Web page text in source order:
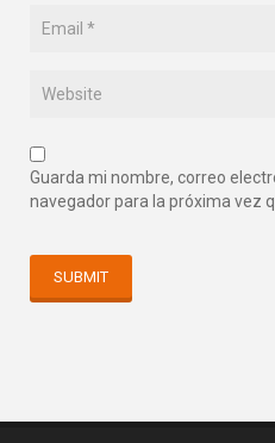
Guarda mi nombre, correo
navegador para la próxima vez